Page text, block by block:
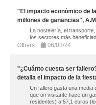
"El impacto económico de
millones de ganancias",
La hostelería, el
los sectores más
Others 06/03/24
"¿Cuánto cuesta ser
detalla el impacto de la
Un fallero gasta una media
que un visitante hace un
residentes) a 57,1 euros